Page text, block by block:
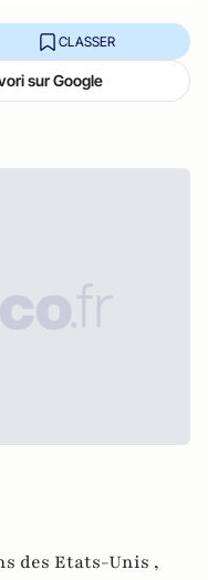
CLASSER
sur Google
des Etats-Unis ,